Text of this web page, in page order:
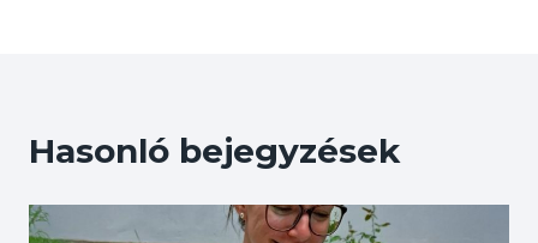
Hasonló bejegyzések